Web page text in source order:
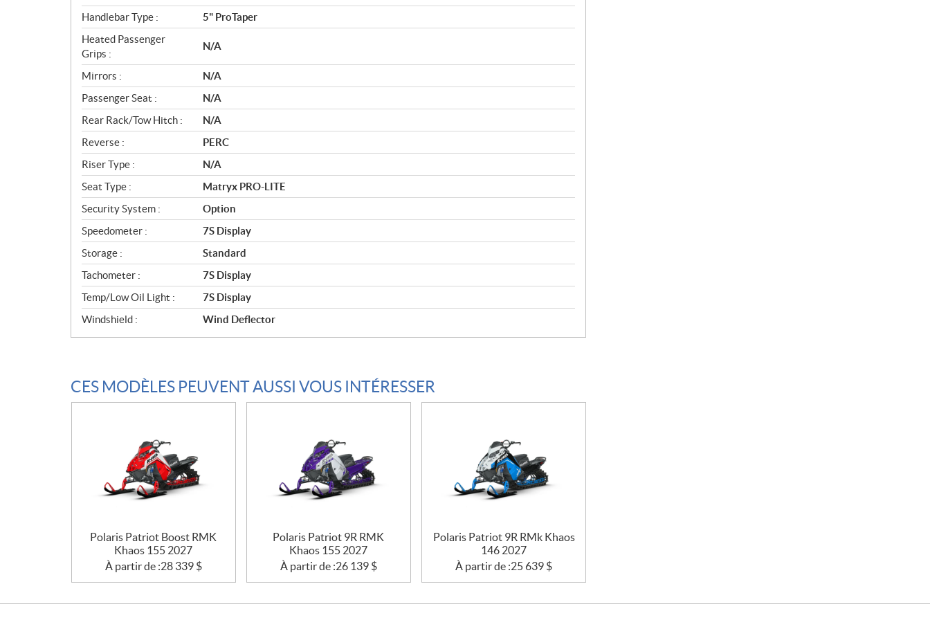
Handlebar Type :
5" ProTaper
Heated Passenger
Grips :
N/A
Mirrors :
N/A
Passenger Seat :
N/A
Rear Rack/Tow Hitch :
N/A
Reverse :
PERC
Riser Type :
N/A
Seat Type :
Matryx PRO-LITE
Security System :
Option
Speedometer :
7S Display
Storage :
Standard
Tachometer :
7S Display
Temp/Low Oil Light :
7S Display
Windshield :
Wind Deflector
CES MODÈLES PEUVENT AUSSI VOUS INTÉRESSER
Polaris Patriot Boost RMK
Khaos 155 2027
À partir de :28 339 $
Polaris Patriot 9R RMK
Khaos 155 2027
À partir de :26 139 $
Polaris Patriot 9R RMk Khaos
146 2027
À partir de :25 639 $